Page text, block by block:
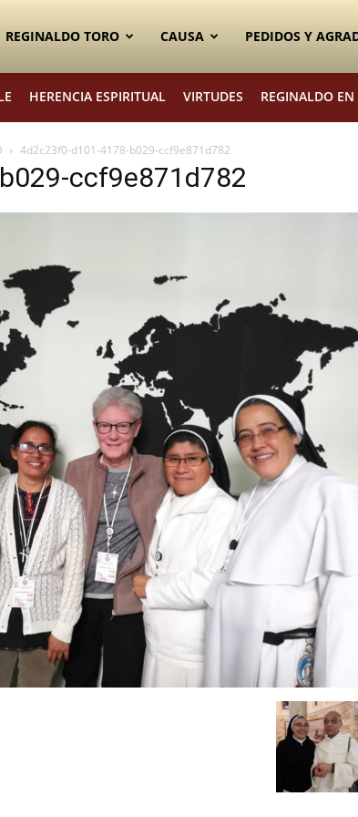
REGINALDO TORO CAUSA PEDIDOS Y
HERENCIA ESPIRITUAL VIRTUDES REGINALDO
4d2c23f0-d101-4178-b029-ccf9e871d782
ccf9e871d782